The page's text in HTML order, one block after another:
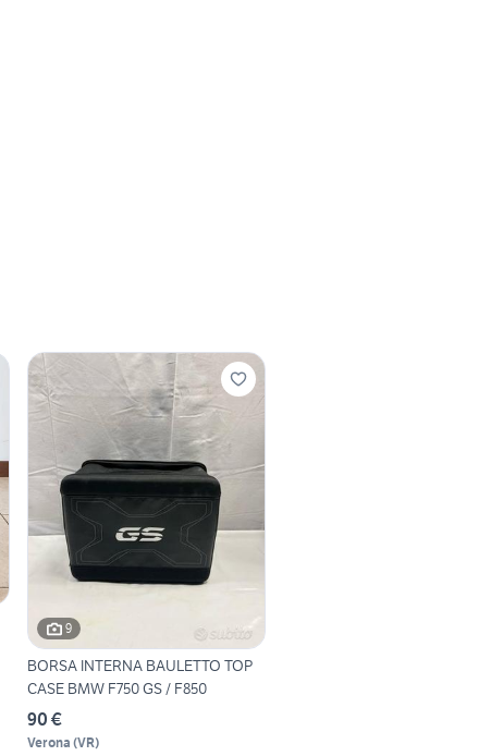
9
BORSA INTERNA BAULETTO TOP
CASE BMW F750 GS / F850
90 €
Verona (VR)